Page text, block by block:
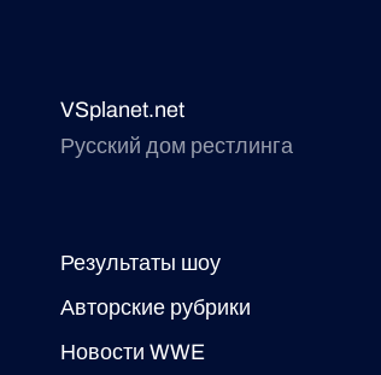
VSplanet.net
Русский дом рестлинга
Результаты шоу
Авторские рубрики
Новости WWE